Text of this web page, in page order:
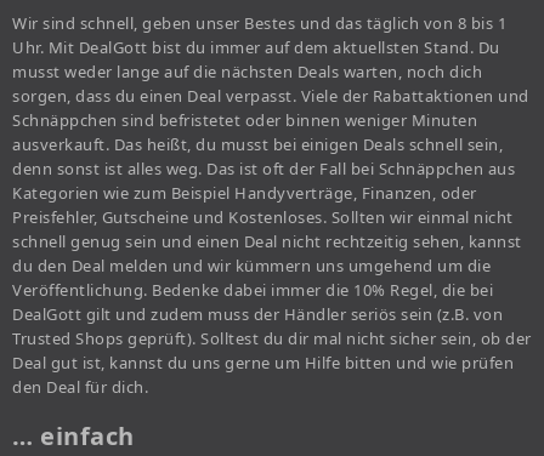
Wir sind schnell, geben unser Bestes und das täglich von 8 bis 1
Uhr. Mit DealGott bist du immer auf dem aktuellsten Stand. Du
musst weder lange auf die nächsten Deals warten, noch dich
sorgen, dass du einen Deal verpasst. Viele der Rabattaktionen und
Schnäppchen sind befristetet oder binnen weniger Minuten
ausverkauft. Das heißt, du musst bei einigen Deals schnell sein,
denn sonst ist alles weg. Das ist oft der Fall bei Schnäppchen aus
Kategorien wie zum Beispiel Handyverträge, Finanzen, oder
Preisfehler, Gutscheine und Kostenloses. Sollten wir einmal nicht
schnell genug sein und einen Deal nicht rechtzeitig sehen, kannst
du den Deal melden und wir kümmern uns umgehend um die
Veröffentlichung. Bedenke dabei immer die 10% Regel, die bei
DealGott gilt und zudem muss der Händler seriös sein (z.B. von
Trusted Shops geprüft). Solltest du dir mal nicht sicher sein, ob der
Deal gut ist, kannst du uns gerne um Hilfe bitten und wie prüfen
den Deal für dich.
… einfach